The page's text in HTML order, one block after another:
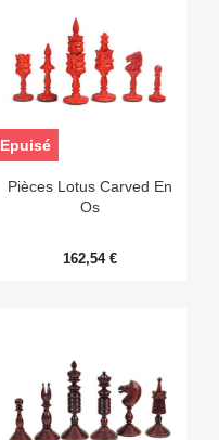
Pièces Lotus Carved En
Os
162,54 €
Epuisé